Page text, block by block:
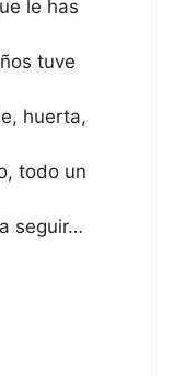
le has
tuve
huerta,
todo un
seguir…